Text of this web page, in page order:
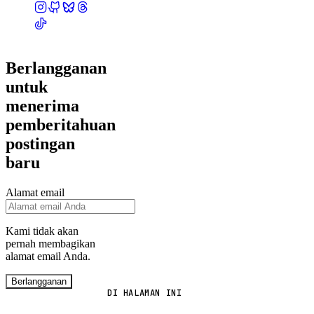
DI HALAMAN INI
Berlangganan
untuk
menerima
pemberitahuan
postingan
baru
Alamat email
Kami tidak akan
pernah membagikan
alamat email Anda.
Berlangganan